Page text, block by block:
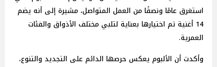
استغرق عامًا ونصفًا من العمل المتواصل، مشيرة إلى أنه يضم
14 أغنية تم اختيارها بعناية لتلبي مختلف الأذواق والفئات
العمرية.
وأكدت أن الألبوم يعكس حرصها الدائم على التجديد والتنوع،